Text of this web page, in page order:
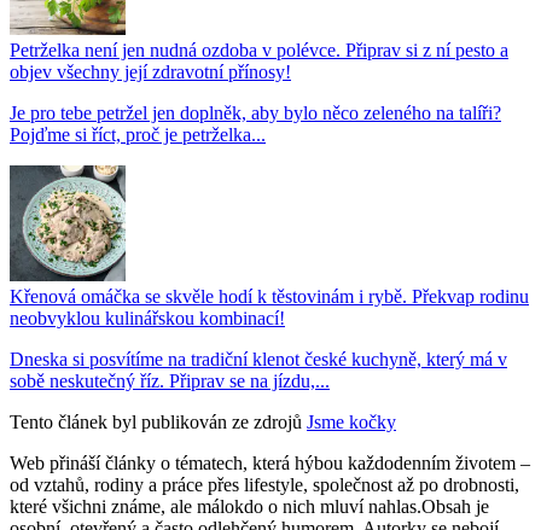
Petrželka není jen nudná ozdoba v polévce. Připrav si z ní pesto a
objev všechny její zdravotní přínosy!
Je pro tebe petržel jen doplněk, aby bylo něco zeleného na talíři?
Pojďme si říct, proč je petrželka...
Křenová omáčka se skvěle hodí k těstovinám i rybě. Překvap rodinu
neobvyklou kulinářskou kombinací!
Dneska si posvítíme na tradiční klenot české kuchyně, který má v
sobě neskutečný říz. Připrav se na jízdu,...
Tento článek byl publikován ze zdrojů Jsme kočky
Web přináší články o tématech, která hýbou každodenním životem –
od vztahů, rodiny a práce přes lifestyle, společnost až po drobnosti,
které všichni známe, ale málokdo o nich mluví nahlas.Obsah je